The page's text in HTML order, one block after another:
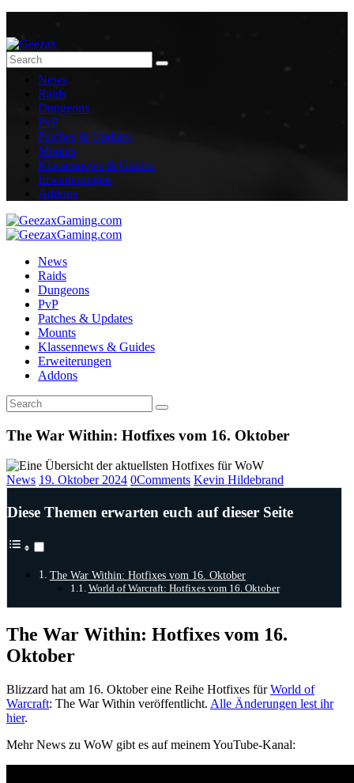
News
Raids
Dungeons
PvP
Patches & Updates
Mounts
Klassennews & Guides
Erweiterungen
Addons
News
Raids
Dungeons
PvP
Patches & Updates
Mounts
Klassennews & Guides
Erweiterungen
Addons
The War Within: Hotfixes vom 16. Oktober
News 19. Oktober 2024 0Comments Kevin Hildebrand
Diese Themen erwarten euch auf dieser Seite
The War Within: Hotfixes vom 16. Oktober
World of Warcraft: Hotfixes vom 16. Oktober
The War Within: Hotfixes vom 16.
Oktober
Blizzard hat am 16. Oktober eine Reihe Hotfixes fürWorld of
Warcraft: The War Within veröffentlicht. Alle Änderungen lest ihr
hier.
Mehr News zu WoW gibt es auf meinem YouTube-Kanal: